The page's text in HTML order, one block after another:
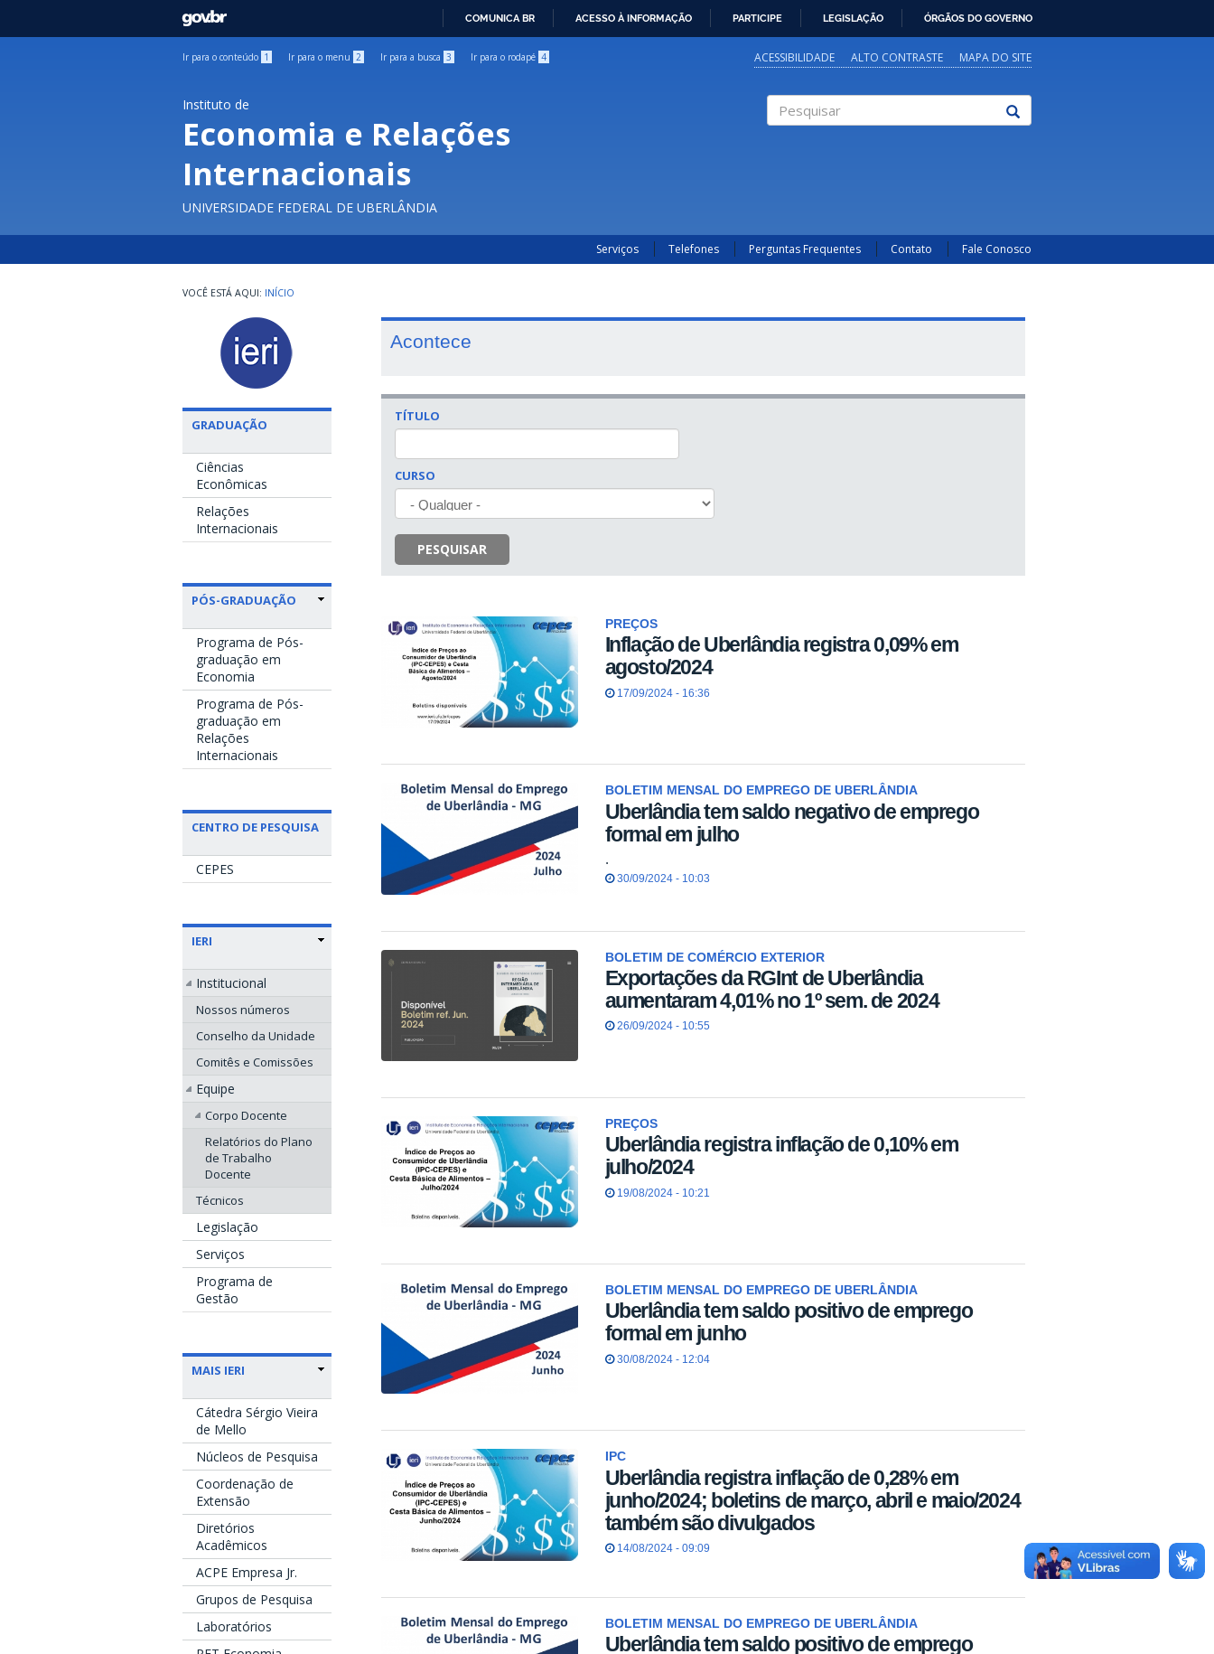
GOVBR
COMUNICA BR ACESSO À INFORMAÇÃO PARTICIPE LEGISLAÇÃO ÓRGÃOS DO GOVERNO
Ir para o conteúdo 1 Ir para o menu 2 Ir para a busca 3 Ir para o rodapé 4 ACESSIBILIDADE ALTO CONTRASTE MAPA DO SITE
Instituto de
Economia e Relações
Internacionais
UNIVERSIDADE FEDERAL DE UBERLÂNDIA
Serviços Telefones Perguntas Frequentes Contato Fale Conosco
INÍCIO
GRADUAÇÃO
Ciências
Econômicas
Relações
Internacionais
PÓS-GRADUAÇÃO
Programa de Pós-
graduação em
Economia
Programa de Pós-
graduação em
Relações
Internacionais
CENTRO DE PESQUISA
CEPES
IERI
Institucional
Nossos números
Conselho da Unidade
Comitês e Comissões
Equipe
Corpo Docente
Relatórios do Plano
de Trabalho
Docente
Técnicos
Legislação
Serviços
Programa de
Gestão
MAIS IERI
Cátedra Sérgio Vieira
de Mello
Núcleos de Pesquisa
Coordenação de
Extensão
Diretórios
Acadêmicos
ACPE Empresa Jr.
Grupos de Pesquisa
Laboratórios
Acontece
TÍTULO
CURSO
PESQUISAR
PREÇOS
Inflação de Uberlândia registra 0,09% em
agosto/2024
17/09/2024 - 16:36
BOLETIM MENSAL DO EMPREGO DE UBERLÂNDIA
Uberlândia tem saldo negativo de emprego
formal em julho
.
30/09/2024 - 10:03
BOLETIM DE COMÉRCIO EXTERIOR
Exportações da RGInt de Uberlândia
aumentaram 4,01% no 1º sem. de 2024
26/09/2024 - 10:55
PREÇOS
Uberlândia registra inflação de 0,10% em
julho/2024
19/08/2024 - 10:21
BOLETIM MENSAL DO EMPREGO DE UBERLÂNDIA
Uberlândia tem saldo positivo de emprego
formal em junho
30/08/2024 - 12:04
IPC
Uberlândia registra inflação de 0,28% em
junho/2024; boletins de março, abril e maio/2024
também são divulgados
14/08/2024 - 09:09
BOLETIM MENSAL DO EMPREGO DE UBERLÂNDIA
Uberlândia tem saldo positivo de emprego